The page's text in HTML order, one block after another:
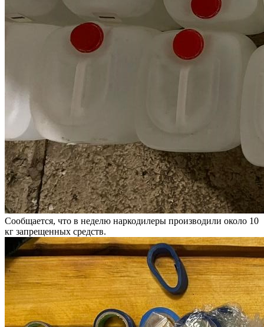
Сообщается, что в неделю наркодилеры производили около 10
кг запрещенных средств.